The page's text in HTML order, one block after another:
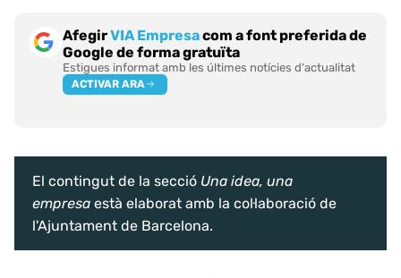
AfegirVIA Empresacom a font preferida de
Google de forma gratuïta
Estigues informat amb les últimes notícies d'actualitat
ACTIVAR ARA
El contingut de la secció Una idea, una
empresa està elaborat amb la col·laboració de
l'Ajuntament de Barcelona.